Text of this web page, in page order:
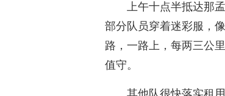
上午十点半抵达那
部分队员穿着迷彩服，
路，一路上，每两三公
值守。
其他队很快落实租